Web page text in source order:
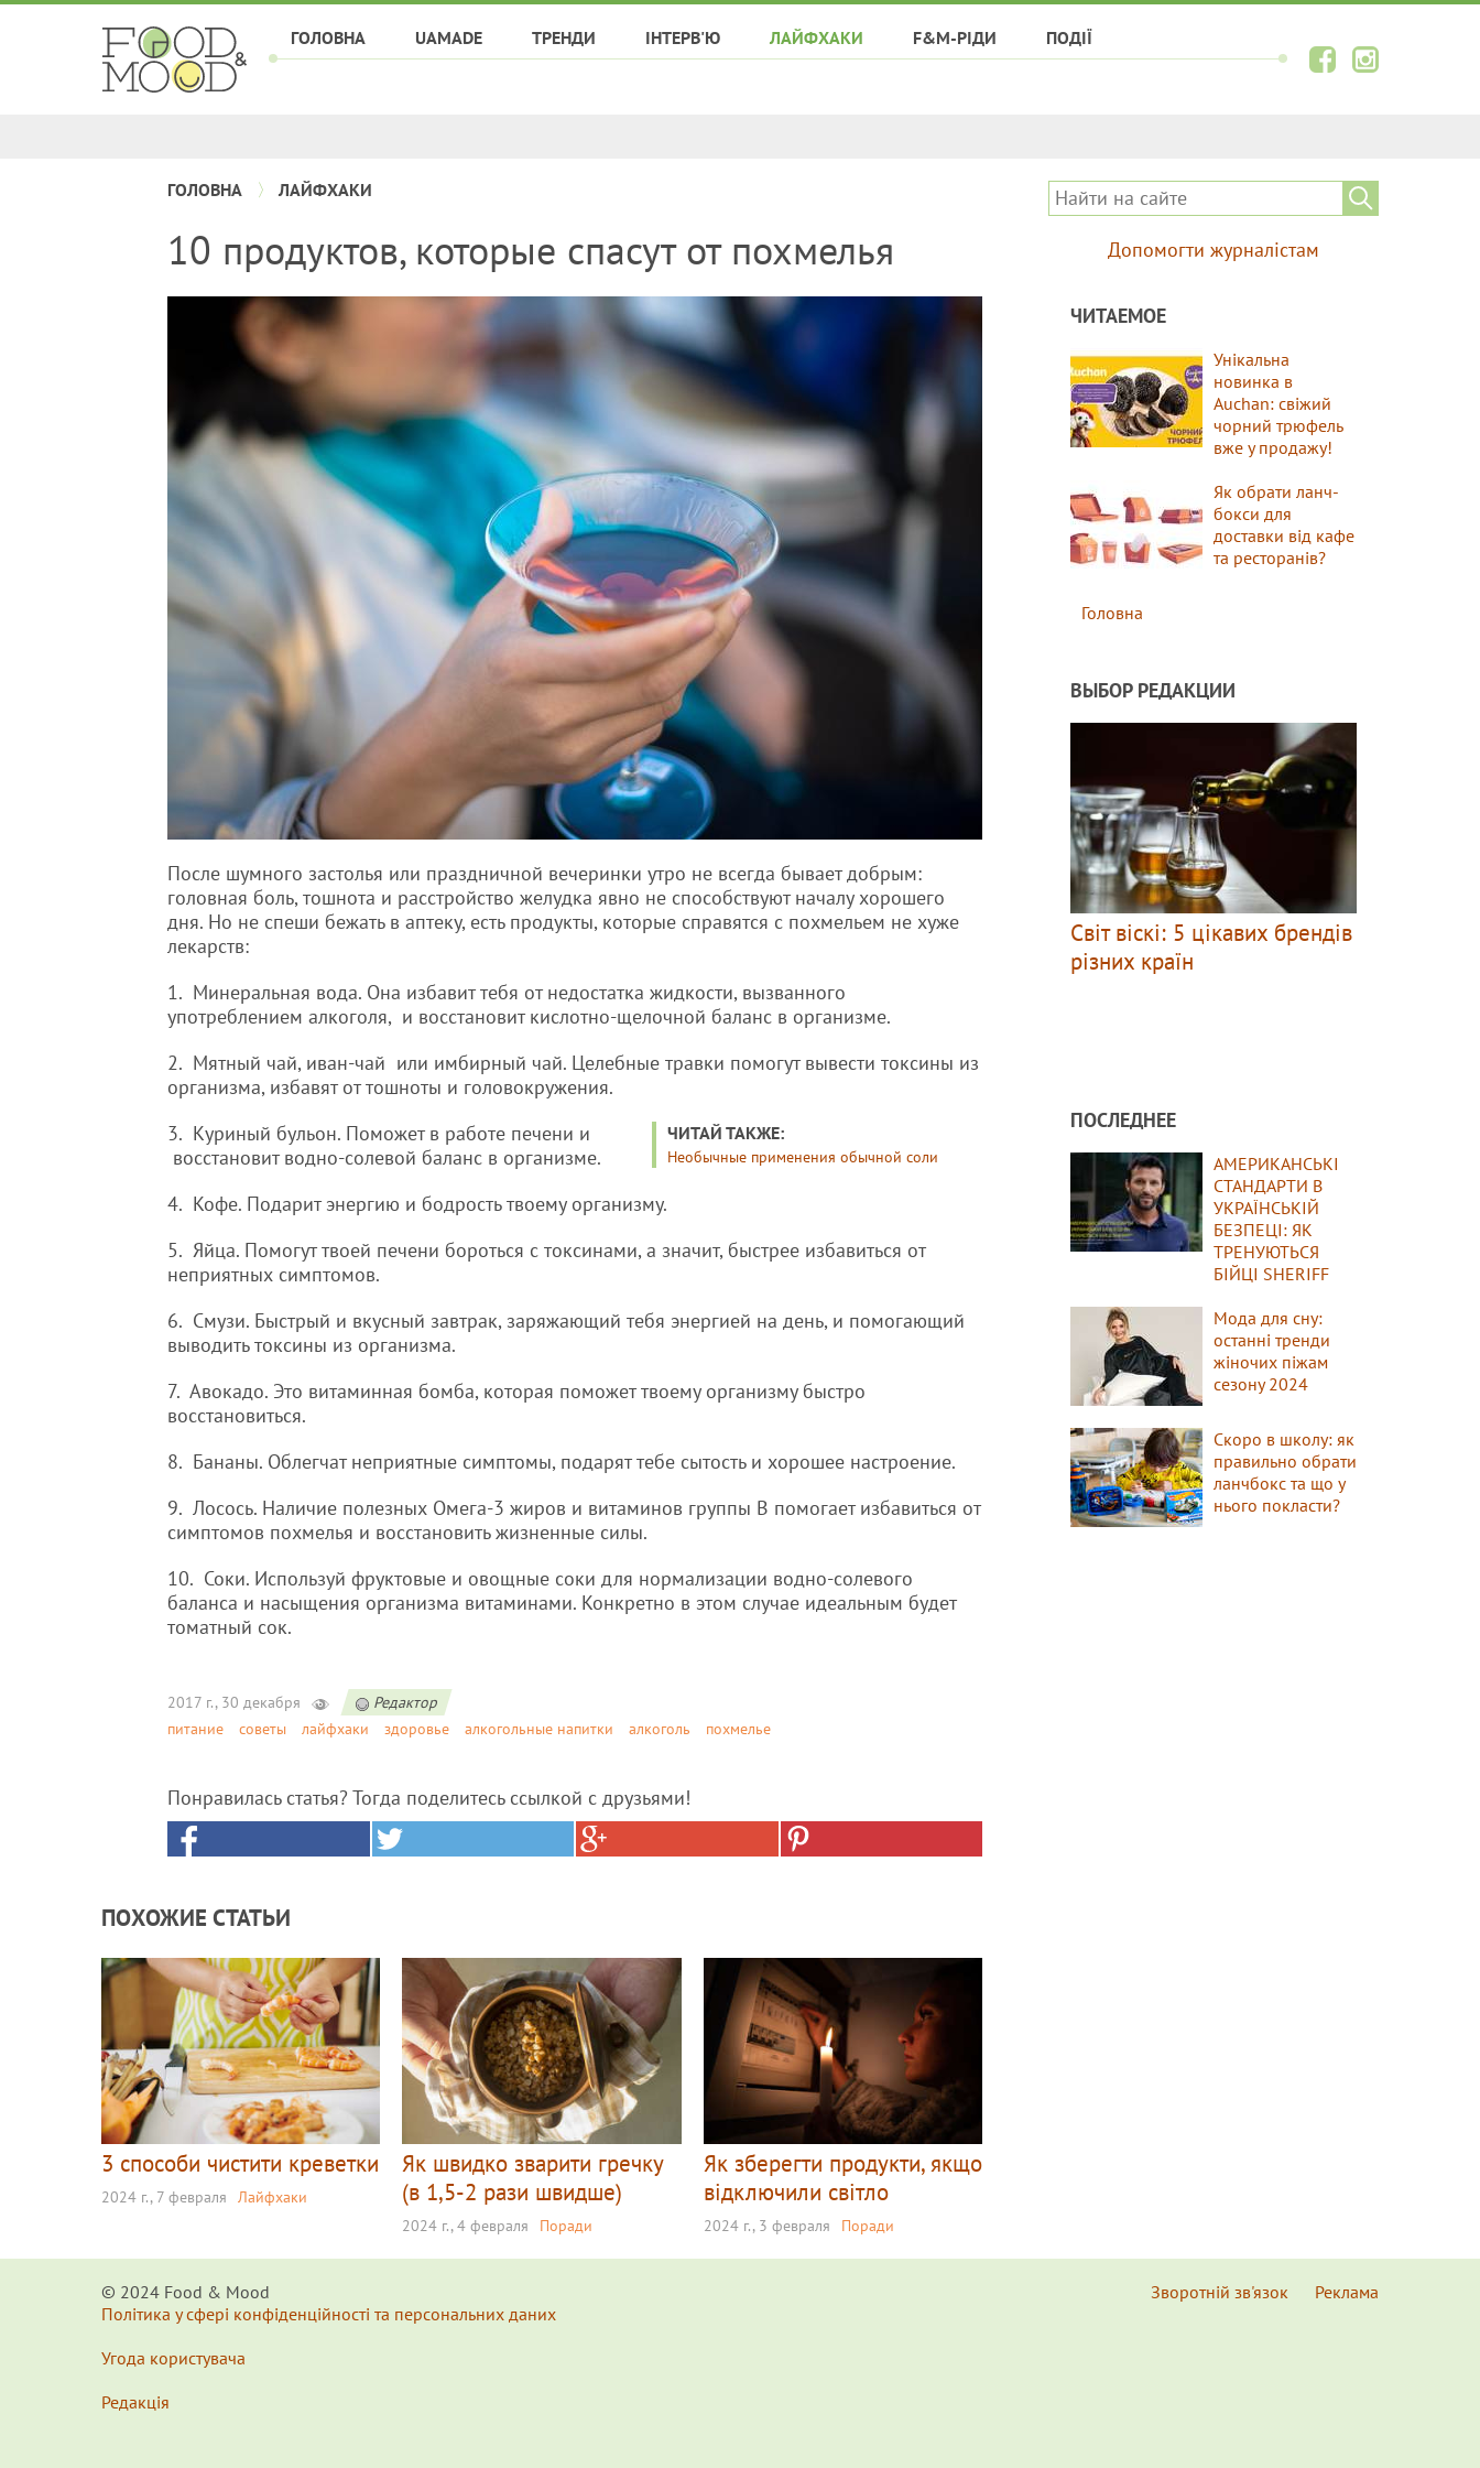
ГОЛОВНА UAMADE ТРЕНДИ ІНТЕРВ'Ю ЛАЙФХАКИ F&M-РІДИ ПОДІЇ
ГОЛОВНА ЛАЙФХАКИ
10 продуктов, которые спасут от похмелья
После шумного застолья или праздничной вечеринки утро не всегда бывает добрым:
головная боль, тошнота и расстройство желудка явно не способствуют началу хорошего
дня. Но не спеши бежать в аптеку, есть продукты, которые справятся с похмельем не хуже
лекарств:
1. Минеральная вода. Она избавит тебя от недостатка жидкости, вызванного
употреблением алкоголя, и восстановит кислотно-щелочной баланс в организме.
2. Мятный чай, иван-чай или имбирный чай. Целебные травки помогут вывести токсины из
организма, избавят от тошноты и головокружения.
ЧИТАЙ ТАКЖЕ:
Необычные применения обычной соли
3. Куриный бульон. Поможет в работе печени и
восстановит водно-солевой баланс в организме.
4. Кофе. Подарит энергию и бодрость твоему организму.
5. Яйца. Помогут твоей печени бороться с токсинами, а значит, быстрее избавиться от
неприятных симптомов.
6. Смузи. Быстрый и вкусный завтрак, заряжающий тебя энергией на день, и помогающий
выводить токсины из организма.
7. Авокадо. Это витаминная бомба, которая поможет твоему организму быстро
восстановиться.
8. Бананы. Облегчат неприятные симптомы, подарят тебе сытость и хорошее настроение.
9. Лосось. Наличие полезных Омега-3 жиров и витаминов группы B помогает избавиться от
симптомов похмелья и восстановить жизненные силы.
10. Соки. Используй фруктовые и овощные соки для нормализации водно-солевого
баланса и насыщения организма витаминами. Конкретно в этом случае идеальным будет
томатный сок.
2017 г., 30 декабря
Редактор
питание
советы лайфхаки здоровье алкогольные напитки алкоголь похмелье
Понравилась статья? Тогда поделитесь ссылкой с друзьями!
ПОХОЖИЕ СТАТЬИ
3 способи чистити креветки
2024 г., 7 февраля Лайфхаки
Як швидко зварити гречку
(в 1,5-2 рази швидше)
2024 г., 4 февраля Поради
Як зберегти продукти, якщо
відключили світло
2024 г., 3 февраля Поради
Допомогти журналістам
ЧИТАЕМОЕ
Унікальна
новинка в
Auchan: свіжий
чорний трюфель
вже у продажу!
Як обрати ланч-
бокси для
доставки від кафе
та ресторанів?
Головна
ВЫБОР РЕДАКЦИИ
Світ віскі: 5 цікавих брендів
різних країн
ПОСЛЕДНЕЕ
АМЕРИКАНСЬКІ
СТАНДАРТИ В
УКРАЇНСЬКІЙ
БЕЗПЕЦІ: ЯК
ТРЕНУЮТЬСЯ
БІЙЦІ SHERIFF
Мода для сну:
останні тренди
жіночих піжам
сезону 2024
Скоро в школу: як
правильно обрати
ланчбокс та що у
нього покласти?
© 2024 Food & Мood
Політика у сфері конфіденційності та персональних даних
Угода користувача
Редакція
Зворотній зв'язок Реклама